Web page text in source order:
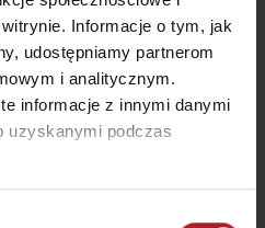
Informacje o tym, jak
udostępniamy partnerom
i analitycznym.
informacje z innymi danymi
uzyskanymi podczas